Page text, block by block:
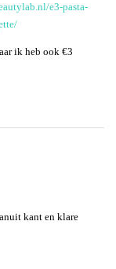
e3-pasta-
ik heb ook €3
kant en klare